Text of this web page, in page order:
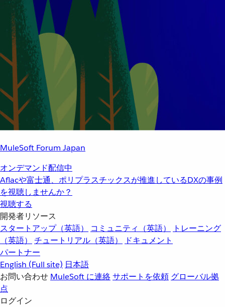
MuleSoft Forum Japan
オンデマンド配信中
Aflacや富士通、ポリプラスチックスが推進しているDXの事例
を視聴しませんか？
視聴する
開発者リソース
スタートアップ（英語）
コミュニティ（英語）
トレーニング
（英語）
チュートリアル（英語）
ドキュメント
パートナー
English (Full site) 日本語
お問い合わせ MuleSoft に連絡サポートを依頼 グローバル拠
点
ログイン